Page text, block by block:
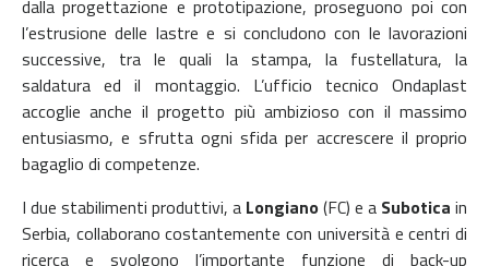
dalla progettazione e prototipazione, proseguono poi con
l’estrusione delle lastre e si concludono con le lavorazioni
successive, tra le quali la stampa, la fustellatura, la
saldatura ed il montaggio. L’ufficio tecnico Ondaplast
accoglie anche il progetto più ambizioso con il massimo
entusiasmo, e sfrutta ogni sfida per accrescere il proprio
bagaglio di competenze.
I due stabilimenti produttivi, a Longiano(FC) e a Subotica in
Serbia, collaborano costantemente con università e centri di
ricerca e svolgono l’importante funzione di back-up